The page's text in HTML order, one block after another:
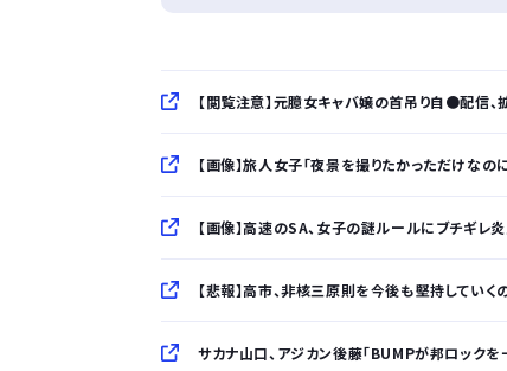
【閲覧注意】元臆女キャバ嬢の首吊り自●配信、拡
【画像】旅人女子「夜景を撮りたかっただけな
【画像】高速のSA、女子の謎ルールにブチギレ炎上
【悲報】高市、非核三原則を今後も堅持していくの表現
サカナ山口、アジカン後藤「BUMPが邦ロック